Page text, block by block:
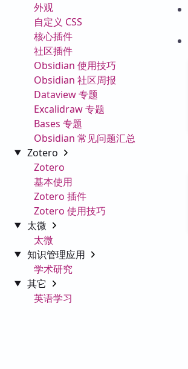
外观
自定义 CSS
核心插件
社区插件
Obsidian 使用技巧
Obsidian 社区周报
Dataview 专题
Excalidraw 专题
Bases 专题
Obsidian 常见问题汇总
Zotero
Zotero
基本使用
Zotero 插件
Zotero 使用技巧
太微
太微
知识管理应用
学术研究
其它
英语学习